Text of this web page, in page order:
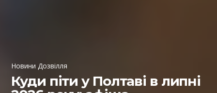
Новини Дозвілля
Куди піти у Полтаві в липні